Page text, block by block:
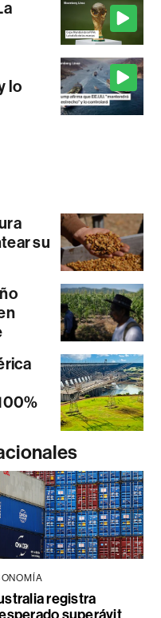
lo
su
registra